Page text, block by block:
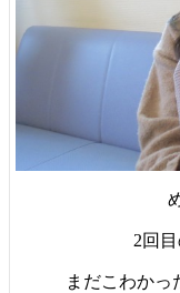
2回
まだこわかっ